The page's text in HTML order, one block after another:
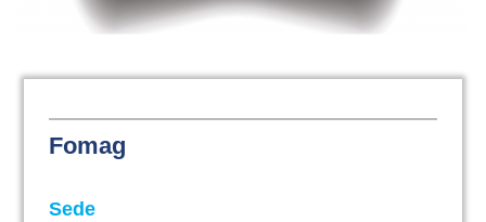
Fomag
Sede